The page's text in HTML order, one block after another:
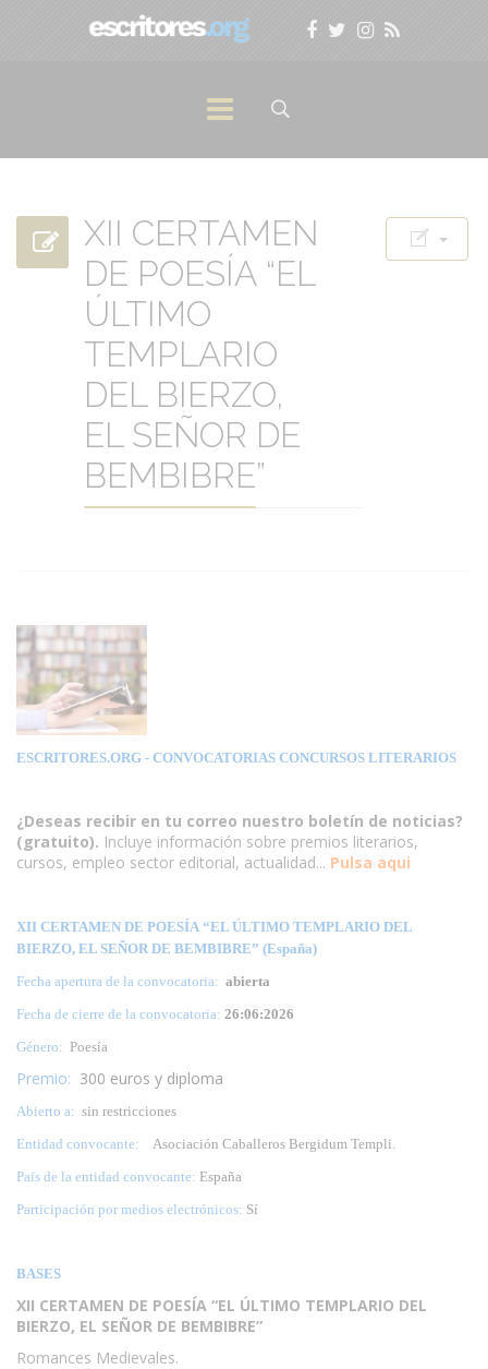
XII CERTAMEN
DE POESÍA “EL
ÚLTIMO
TEMPLARIO
DEL BIERZO,
EL SEÑOR DE
BEMBIBRE”
ESCRITORES.ORG - CONVOCATORIAS CONCURSOS LITERARIOS
¿Deseas recibir en tu correo nuestro boletín de noticias?
(gratuito). Incluye información sobre premios literarios,
cursos, empleo sector editorial, actualidad... Pulsa aqui
XII CERTAMEN DE POESÍA “EL ÚLTIMO TEMPLARIO DEL
BIERZO, EL SEÑOR DE BEMBIBRE” (España)
Fecha apertura de la convocatoria: abierta
Fecha de cierre de la convocatoria: 26:06:2026
Género: Poesía
Premio: 300 euros y diploma
Abierto a: sin restricciones
Entidad convocante: Asociación Caballeros Bergidum Templi.
País de la entidad convocante: España
Participación por medios electrónicos: Sí
BASES
XII CERTAMEN DE POESÍA “EL ÚLTIMO TEMPLARIO DEL
BIERZO, EL SEÑOR DE BEMBIBRE”
Romances Medievales.